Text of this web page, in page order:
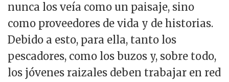
nunca los veía como un paisaje, sino
como proveedores de vida y de historias.
Debido a esto, para ella, tanto los
pescadores, como los buzos y, sobre todo,
los jóvenes raizales deben trabajar en red